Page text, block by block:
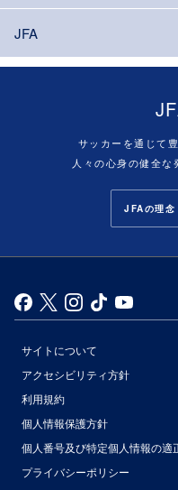
JFA
サッカーを通じて
人々の心身の健全な
JFAの理念
サイトについて
アクセシビリティ方針
利用規約
個人情報保護方針
個人番号及び特定個人情報の
プライバシーポリシー